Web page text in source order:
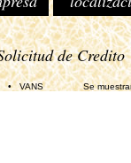
de Credito
Se muestran 3